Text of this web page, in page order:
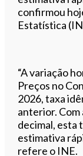
confirmou
Estatística
“A variação
Preços no
2026, taxa
anterior. Com
decimal, esta
estimativa
refere o INE.